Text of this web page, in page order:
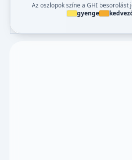
Az oszlopok színe a GHI besorolást
gyenge